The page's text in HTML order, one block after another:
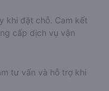
khi đặt chỗ. Cam kết
cấp dịch vụ vận
tư vấn và hỗ trợ khi